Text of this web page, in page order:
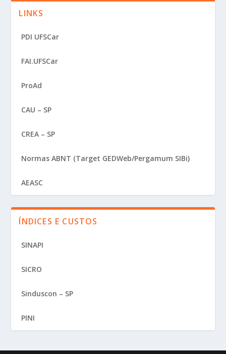
LINKS
PDI UFSCar
FAI.UFSCar
ProAd
CAU – SP
CREA – SP
Normas ABNT (Target GEDWeb/Pergamum SIBi)
AEASC
ÍNDICES E CUSTOS
SINAPI
SICRO
Sinduscon – SP
PINI